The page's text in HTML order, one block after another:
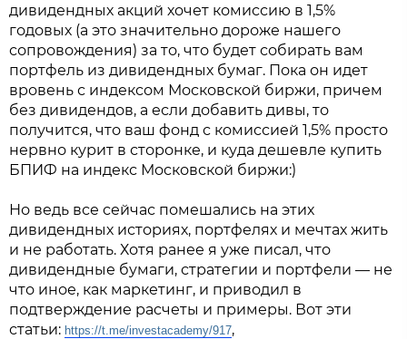
дивидендных акций хочет комиссию в 1,5%
годовых (а это значительно дороже нашего
сопровождения) за то, что будет собирать вам
портфель из дивидендных бумаг. Пока он идет
вровень с индексом Московской биржи, причем
без дивидендов, а если добавить дивы, то
получится, что ваш фонд с комиссией 1,5% просто
нервно курит в сторонке, и куда дешевле купить
БПИФ на индекс Московской биржи:)
Но ведь все сейчас помешались на этих
дивидендных историях, портфелях и мечтах жить
и не работать. Хотя ранее я уже писал, что
дивидендные бумаги, стратегии и портфели — не
что иное, как маркетинг, и приводил в
подтверждение расчеты и примеры. Вот эти
статьи: https://t.me/investacademy/917,